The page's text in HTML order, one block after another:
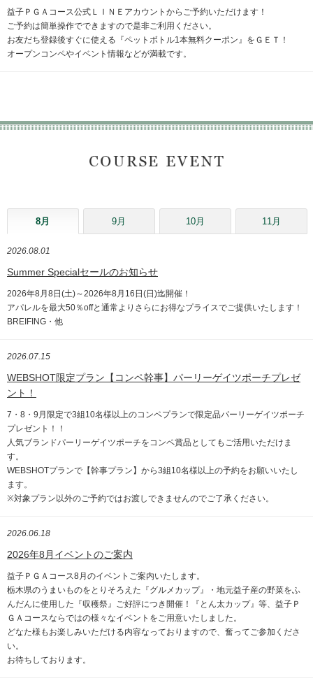
益子ＰＧＡコース公式ＬＩＮＥアカウントからご予約いただけます！
ご予約は簡単操作でできますので是非ご利用ください。
お友だち登録後すぐに使える『ペットボトル1本無料クーポン』をＧＥＴ！
オープンコンペやイベント情報などが満載です。
8月 9月 10月 11月
Summer Specialセールのお知らせ
2026.08.01
2026年8月8日(土)～2026年8月16日(日)迄開催！
アパレルを最大50％offと通常よりさらにお得なプライスでご提供いたします！
BREIFING・他
WEBSHOT限定プラン【コンペ幹事】パーリーゲイツポーチプレゼ
ント！
2026.07.15
7・8・9月限定で3組10名様以上のコンペプランで限定品パーリーゲイツポーチ
プレゼント！！
人気ブランドパーリーゲイツポーチをコンペ賞品としてもご活用いただけま
す。
WEBSHOTプランで【幹事プラン】から3組10名様以上の予約をお願いいたし
ます。
※対象プラン以外のご予約ではお渡しできませんのでご了承ください。
2026年8月イベントのご案内
2026.06.18
益子ＰＧＡコース8月のイベントご案内いたします。
栃木県のうまいものをとりそろえた『グルメカップ』・地元益子産の野菜をふ
んだんに使用した『収穫祭』ご好評につき開催！『とん太カップ』等、益子Ｐ
ＧＡコースならではの様々なイベントをご用意いたしました。
どなた様もお楽しみいただける内容なっておりますので、奮ってご参加くださ
い。
お待ちしております。